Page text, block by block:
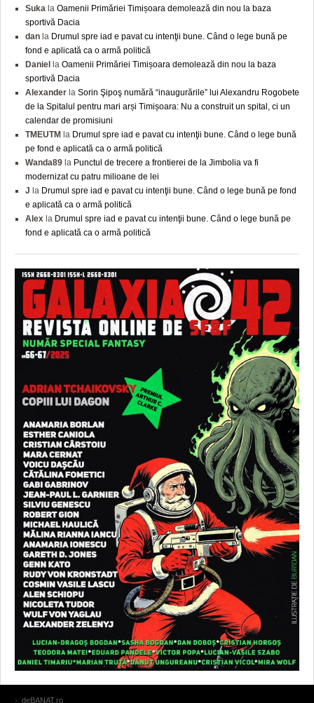
Suka la Oamenii Primăriei Timișoara demolează din nou la baza
sportivă Dacia
dan la Drumul spre iad e pavat cu intenţii bune. Când o lege bună pe
fond e aplicată ca o armă politică
Daniel la Oamenii Primăriei Timișoara demolează din nou la baza
sportivă Dacia
Alexander la Sorin Şipoş numără “inaugurările” lui Alexandru Rogobete
de la Spitalul pentru mari arși Timișoara: Nu a construit un spital, ci un
calendar de promisiuni
TMEUTM la Drumul spre iad e pavat cu intenţii bune. Când o lege bună
pe fond e aplicată ca o armă politică
Wanda89 la Punctul de trecere a frontierei de la Jimbolia va fi
modernizat cu patru milioane de lei
J la Drumul spre iad e pavat cu intenţii bune. Când o lege bună pe fond
e aplicată ca o armă politică
Alex la Drumul spre iad e pavat cu intenţii bune. Când o lege bună pe
fond e aplicată ca o armă politică
deBANAT.ro